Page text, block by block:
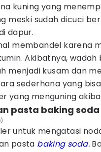
kuning yang
meski sudah dicuci
dapur.
membandel karena
Akibatnya, wadah
menjadi kusam dan
sederhana yang
yang menguning
pasta baking soda
untuk mengatasi
pasta baking soda.